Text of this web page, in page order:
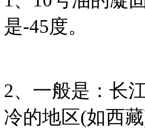
是-45度。
2、一般是：长
冷的地区(如西